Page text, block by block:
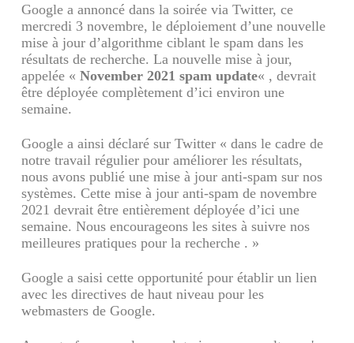
Google a annoncé dans la soirée via Twitter, ce
mercredi 3 novembre, le déploiement d’une nouvelle
mise à jour d’algorithme ciblant le spam dans les
résultats de recherche. La nouvelle mise à jour,
appelée « November 2021 spam update« , devrait
être déployée complètement d’ici environ une
semaine.
Google a ainsi déclaré sur Twitter « dans le cadre de
notre travail régulier pour améliorer les résultats,
nous avons publié une mise à jour anti-spam sur nos
systèmes. Cette mise à jour anti-spam de novembre
2021 devrait être entièrement déployée d’ici une
semaine. Nous encourageons les sites à suivre nos
meilleures pratiques pour la recherche . »
Google a saisi cette opportunité pour établir un lien
avec les directives de haut niveau pour les
webmasters de Google.